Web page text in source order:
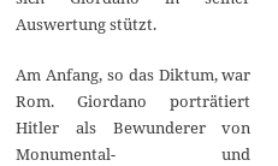
Auswertung stützt.
Am Anfang, so das Diktum, war
Rom. Giordano porträtiert
Hitler als Bewunderer von
Monumental- und